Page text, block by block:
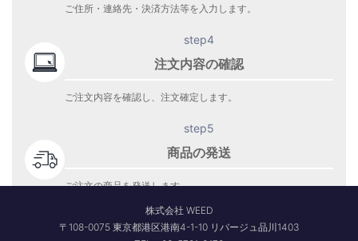
ご住所・連絡先・決済方法等を入力します。
step4
注文内容の確認
ご注文内容を確認し、注文確定します。
step5
商品の発送
ご注文の商品を発送します。
株式会社 WEED
〒108-0075 東京都港区港南4-1-10 リバージュ品川1403